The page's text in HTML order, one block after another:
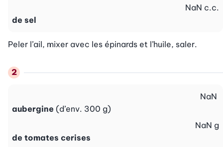
de sel
NaN c.c.
Peler l’ail, mixer avec les épinards et l’huile, saler.
aubergine (d’env. 300 g)
NaN
de tomates cerises
NaN g